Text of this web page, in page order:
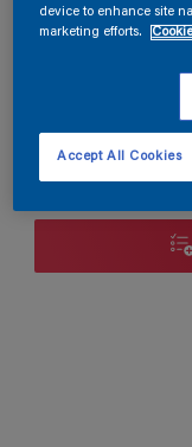
Størrelse
device to enhance site
marketing efforts.
Accept All Cookies